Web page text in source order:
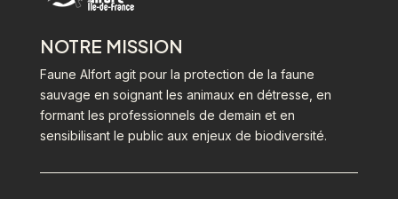
NOTRE MISSION
Faune Alfort agit pour la protection de la faune
sauvage en soignant les animaux en détresse, en
formant les professionnels de demain et en
sensibilisant le public aux enjeux de biodiversité.